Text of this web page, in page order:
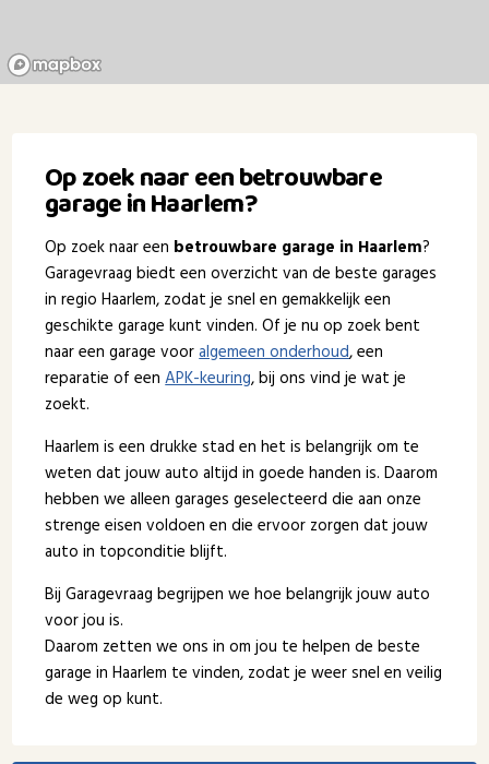
Op zoek naar een betrouwbare
garage in Haarlem?
Op zoek naar een betrouwbare garage in Haarlem?
Garagevraag biedt een overzicht van de beste garages
in regio Haarlem, zodat je snel en gemakkelijk een
geschikte garage kunt vinden. Of je nu op zoek bent
naar een garage vooralgemeen onderhoud, een
reparatie of eenAPK-keuring, bij ons vind je wat je
zoekt.
Haarlem is een drukke stad en het is belangrijk om te
weten dat jouw auto altijd in goede handen is. Daarom
hebben we alleen garages geselecteerd die aan onze
strenge eisen voldoen en die ervoor zorgen dat jouw
auto in topconditie blijft.
Bij Garagevraag begrijpen we hoe belangrijk jouw auto
voor jou is.
Daarom zetten we ons in om jou te helpen de beste
garage in Haarlem te vinden, zodat je weer snel en veilig
de weg op kunt.